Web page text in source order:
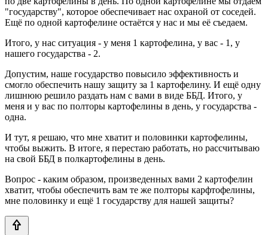
"государству", которое обеспечивает нас охраной от соседей.
Ещё по одной картофелине остаётся у нас и мы её съедаем.
Итого, у нас ситуация - у меня 1 картофелина, у вас - 1, у
нашего государства - 2.
Допустим, наше государство повысило эффективность и
смогло обеспечить нашу защиту за 1 картофелину. И ещё одну
лишнюю решило раздать нам с вами в виде ББД. Итого, у
меня и у вас по полторы картофелины в день, у государства -
одна.
И тут, я решаю, что мне хватит и половинки картофелины,
чтобы выжить. В итоге, я перестаю работать, но рассчитываю
на свой ББД в полкартофелины в день.
Вопрос - каким образом, произведенных вами 2 картофелин
хватит, чтобы обеспечить вам те же полторы карфтофелины,
мне половинку и ещё 1 государству для нашей защиты?